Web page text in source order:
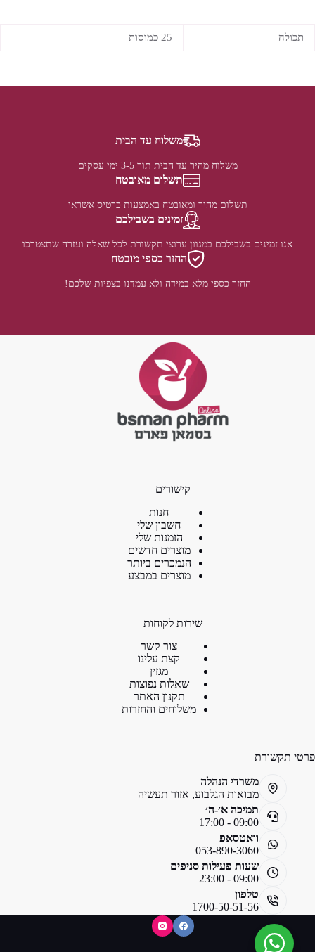
תכולה 25 כמוסות
משלוח עד הבית
משלוח מהיר עד הבית תוך 3-5 ימי עסקים
תשלום מאובטח
תשלום מהיר ומאובטח באמצעות כרטיס אשראי
זמינים בשבילכם
אנו זמינים בשבילכם במגוון ערוצי תקשורת לכל שאלה ועזרה שתצטרכו
החזר כספי מובטח
החזר כספי מלא במידה ולא עמדנו בצפיות שלכם!
קישורים
חנות
חשבון שלי
הזמנות שלי
מוצרים חדשים
הנמכרים ביותר
מוצרים במבצע
שירות לקוחות
צור קשר
קצת עלינו
מגזין
שאלות נפוצות
תקנון האתר
משלוחים והחזרות
פרטי תקשורת
משרדי הנהלה
מבואות הגלבוע, אזור תעשיה
תמיכה א׳-ה׳
09:00 - 17:00
וואטסאפ
053-890-3060
שעות פעילות סניפים
09:00 - 23:00
טלפון
1700-50-51-56